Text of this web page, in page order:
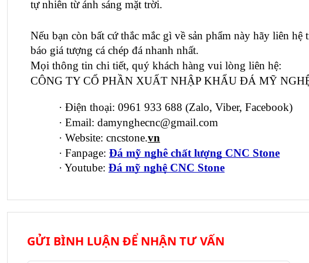
tự nhiên từ ánh sáng mặt trời.
Nếu bạn còn bất cứ thắc mắc gì về sản phẩm này hãy liên
báo giá tượng cá chép đá nhanh nhất.
Mọi thông tin chi tiết, quý khách hàng vui lòng liên hệ:
CÔNG TY CỔ PHẦN XUẤT NHẬP KHẨU ĐÁ MỸ
· Điện thoại: 0961 933 688 (Zalo, Viber, Facebook)
· Email: damynghecnc@gmail.com
· Website: cncstone.vn
· Fanpage: Đá mỹ nghê chất lượng CNC Stone
· Youtube: Đá mỹ nghệ CNC Stone
GỬI BÌNH LUẬN ĐỂ NHẬN TƯ VẤN